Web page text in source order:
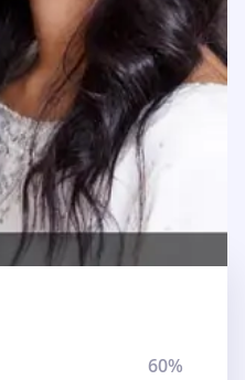
60%